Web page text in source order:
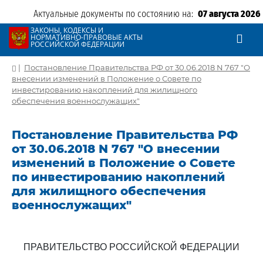
Актуальные документы по состоянию на: 07 августа 2026
ЗАКОНЫ, КОДЕКСЫ И
НОРМАТИВНО-ПРАВОВЫЕ АКТЫ
РОССИЙСКОЙ ФЕДЕРАЦИИ
| Постановление Правительства РФ от 30.06.2018 N 767 "О
внесении изменений в Положение о Совете по
инвестированию накоплений для жилищного
обеспечения военнослужащих"
Постановление Правительства РФ
от 30.06.2018 N 767 "О внесении
изменений в Положение о Совете
по инвестированию накоплений
для жилищного обеспечения
военнослужащих"
ПРАВИТЕЛЬСТВО РОССИЙСКОЙ ФЕДЕРАЦИИ